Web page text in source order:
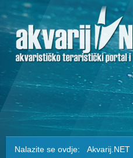
Nalazite se ovdje: Akvarij.NET